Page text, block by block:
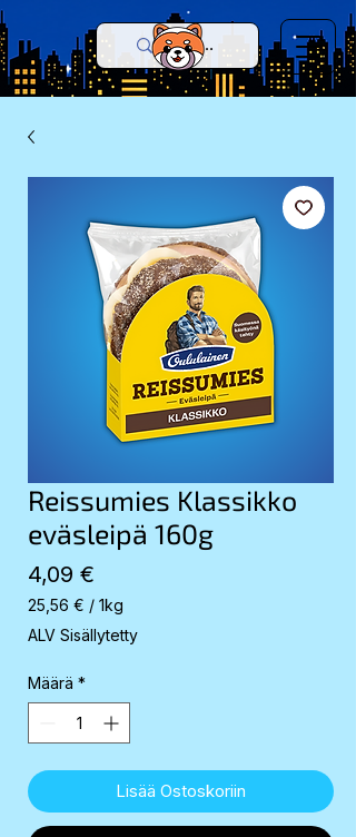
Reissumies Klassikko
eväsleipä 160g
4,09 €
25,56 € / 1kg
25,56 €
per
Kilogram
ALV Sisällytetty
Määrä *
Lisää Ostoskoriin